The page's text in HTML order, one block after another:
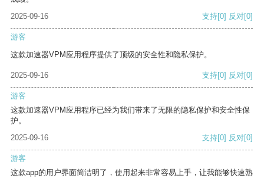
2025-09-16
支持[0] 反对[0]
游客
这款加速器VPM应用程序提供了顶级的安全性和隐私保护。
2025-09-16 支持[0] 反对[0]
游客
这款加速器VPM应用程序已经为我们带来了无限的隐私保护和安全性保
护。
2025-09-16
支持[0] 反对[0]
游客
这款app的用户界面简洁明了，使用起来非常容易上手，让我能够快速熟